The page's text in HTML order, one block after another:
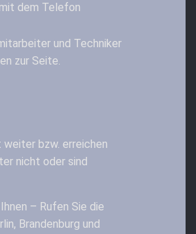
dem Telefon
und Techniker
zur Seite.
weiter bzw. erreichen
nicht oder sind
– Rufen Sie die
Brandenburg und